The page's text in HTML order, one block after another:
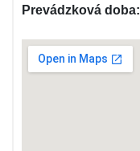
Prevádzková doba: